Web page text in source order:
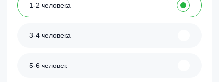
1-2 человека
3-4 человека
5-6 человек